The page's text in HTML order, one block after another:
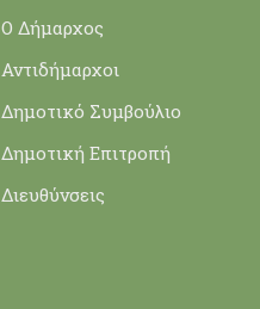
Ο Δήμαρχος
Αντιδήμαρχοι
Δημοτικό Συμβούλιο
Δημοτική Επιτροπή
Διευθύνσεις